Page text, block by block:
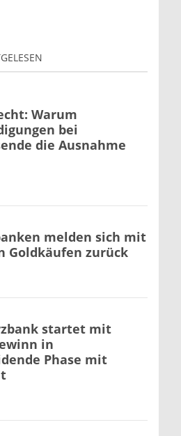
Warum
bei
die Ausnahme
melden sich mit
Goldkäufen zurück
startet mit
in
Phase mit